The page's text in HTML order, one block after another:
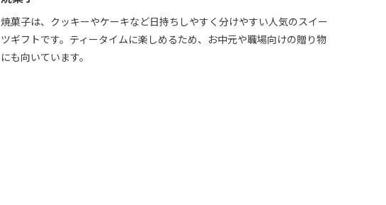
焼菓子は、クッキーやケーキなど日持ちしやすく分けやすい人気のスイー
ツギフトです。ティータイムに楽しめるため、お中元や職場向けの贈り物
にも向いています。